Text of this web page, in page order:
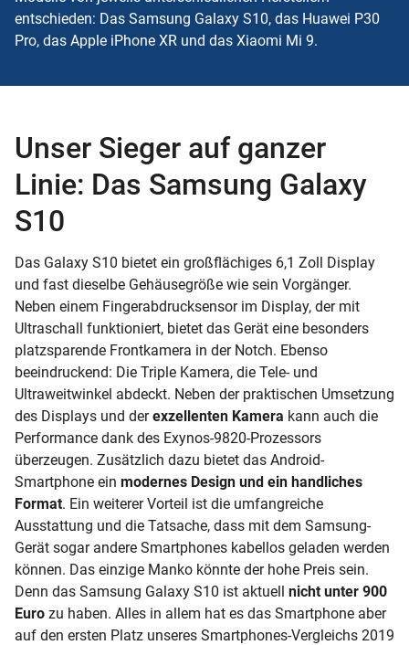
entschieden: Das Samsung Galaxy S10, das Huawei P30
Pro, das Apple iPhone XR und das Xiaomi Mi 9.
Unser Sieger auf ganzer
Linie: Das Samsung Galaxy
S10
Das Galaxy S10 bietet ein großflächiges 6,1 Zoll Display
und fast dieselbe Gehäusegröße wie sein Vorgänger.
Neben einem Fingerabdrucksensor im Display, der mit
Ultraschall funktioniert, bietet das Gerät eine besonders
platzsparende Frontkamera in der Notch. Ebenso
beeindruckend: Die Triple Kamera, die Tele- und
Ultraweitwinkel abdeckt. Neben der praktischen Umsetzung
des Displays und der exzellenten Kamera kann auch die
Performance dank des Exynos-9820-Prozessors
überzeugen. Zusätzlich dazu bietet das Android-
Smartphone ein modernes Design und ein handliches
Format. Ein weiterer Vorteil ist die umfangreiche
Ausstattung und die Tatsache, dass mit dem Samsung-
Gerät sogar andere Smartphones kabellos geladen werden
können. Das einzige Manko könnte der hohe Preis sein.
Denn das Samsung Galaxy S10 ist aktuell nicht unter 900
Euro zu haben. Alles in allem hat es das Smartphone aber
auf den ersten Platz unseres Smartphones-Vergleichs 2019